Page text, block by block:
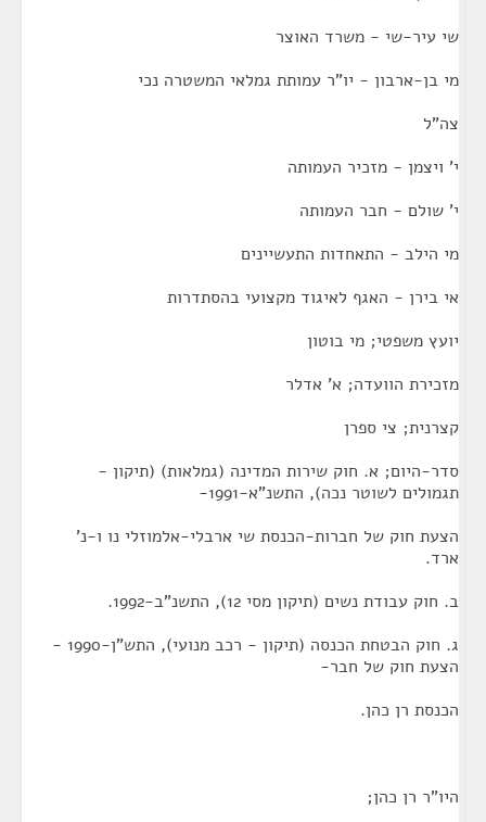
שי עיר-שי - משרד האוצר
מי בן-ארבון - יו"ר עמותת גמלאי המשטרה נכי
צה"ל
י' ויצמן - מזכיר העמותה
י' שולם - חבר העמותה
מי הילב - התאחדות התעשיינים
אי בירן - האגף לאיגוד מקצועי בהסתדרות
יועץ משפטי; מי בוטון
מזכירת הוועדה; א' אדלר
קצרנית; צי ספרן
סדר-היום; א. חוק שירות המדינה (גמלאות) (תיקון -
תגמולים לשוטר נכה), התשנ"א-1991-
הצעת חוק של חברות-הכנסת שי ארבלי-אלמוזלי נו ו-נ'
ארד.
ב. חוק עבודת נשים (תיקון מסי 12), התשנ"ב-1992.
ג. חוק הבטחת הכנסה (תיקון - רכב מנועי), התש"ן-1990 -
הצעת חוק של חבר-
הכנסת רן כהן.
היו"ר רן כהן;